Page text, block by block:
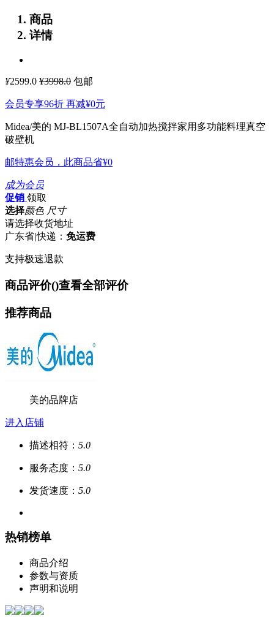
商品
详情
¥2599.0 ¥3998.0 包邮
会员专享96折 再减¥0元
Midea/美的 MJ-BL1507A全自动加热搅拌家用多功能料理真空
破壁机
邮特惠会员，此商品省¥0
成为会员
促销 领取
选择颜色 尺寸
请选择收货地址
广东省|快递： 免运费
支持极速退款
商品评价()查看全部评价
推荐商品
美的品牌店
进入店铺
描述相符： 5.0
服务态度： 5.0
发货速度： 5.0
热销榜单
商品介绍
参数与资质
声明和说明